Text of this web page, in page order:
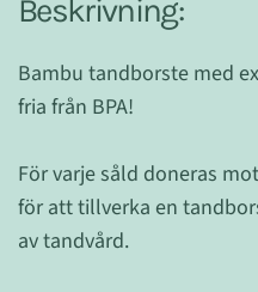
Beskrivning:
Bambu tandborste med
fria från BPA!
För varje såld doneras
för att tillverka en
av tandvård.